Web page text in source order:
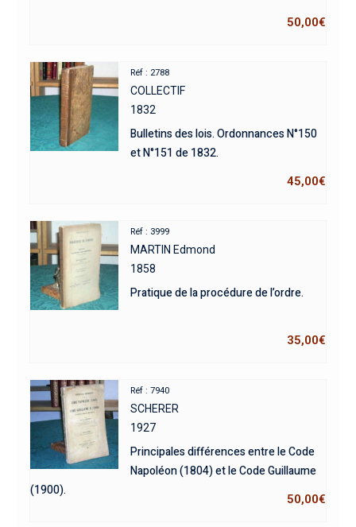
50,00€
Réf : 2788
COLLECTIF
1832
Bulletins des lois. Ordonnances N°150
et N°151 de 1832.
45,00€
Réf : 3999
MARTIN Edmond
1858
Pratique de la procédure de l’ordre.
35,00€
Réf : 7940
SCHERER
1927
Principales différences entre le Code
Napoléon (1804) et le Code Guillaume
(1900).
50,00€